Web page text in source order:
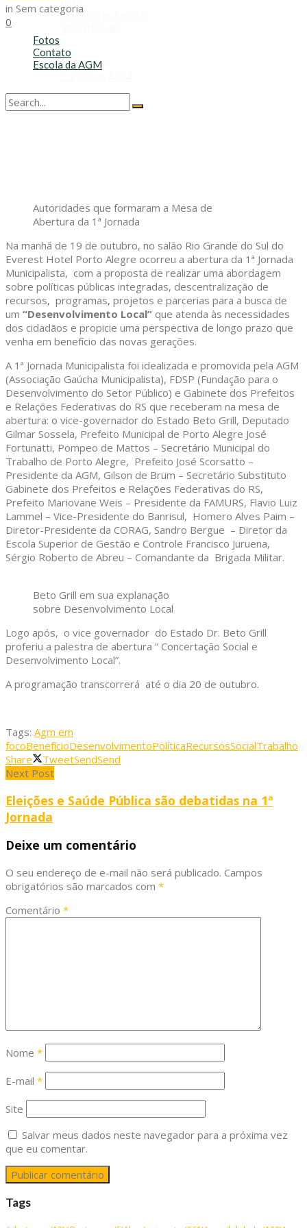
Refis
Transporte Escolar
Fotos
Contato
Escola da AGM
in Sem categoria
0
Autoridades que formaram a Mesa de
Abertura da 1ª Jornada
Na manhã de 19 de outubro, no salão Rio Grande do Sul do
Everest Hotel Porto Alegre ocorreu a abertura da 1ª Jornada
Municipalista, com a proposta de realizar uma abordagem
sobre políticas públicas integradas, descentralização de
recursos, programas, projetos e parcerias para a busca de
um “Desenvolvimento Local” que atenda às necessidades
dos cidadãos e propicie uma perspectiva de longo prazo que
venha em benefício das novas gerações.
A 1ª Jornada Municipalista foi idealizada e promovida pela AGM
(Associação Gaúcha Municipalista), FDSP (Fundação para o
Desenvolvimento do Setor Público) e Gabinete dos Prefeitos
e Relações Federativas do RS que receberam na mesa de
abertura: o vice-governador do Estado Beto Grill, Deputado
Gilmar Sossela, Prefeito Municipal de Porto Alegre José
Fortunatti, Pompeo de Mattos – Secretário Municipal do
Trabalho de Porto Alegre, Prefeito José Scorsatto –
Presidente da AGM, Gilson de Brum – Secretário Substituto
Gabinete dos Prefeitos e Relações Federativas do RS,
Prefeito Mariovane Weis – Presidente da FAMURS, Flavio Luiz
Lammel – Vice-Presidente do Banrisul, Homero Alves Paim –
Diretor-Presidente da CORAG, Sandro Bergue – Diretor da
Escola Superior de Gestão e Controle Francisco Juruena,
Sérgio Roberto de Abreu – Comandante da Brigada Militar.
Beto Grill em sua explanação
sobre Desenvolvimento Local
Logo após, o vice governador do Estado Dr. Beto Grill
proferiu a palestra de abertura “ Concertação Social e
Desenvolvimento Local”.
A programação transcorrerá até o dia 20 de outubro.
Tags: Agm em
focoBenefícioDesenvolvimentoPolíticaRecursosSocialTrabalho
Share
TweetSendSend
Next Post
Eleições e Saúde Pública são debatidas na 1ª
Jornada
Deixe um comentário
O seu endereço de e-mail não será publicado. Campos
obrigatórios são marcados com *
Comentário *
Nome *
E-mail *
Site
Salvar meus dados neste navegador para a próxima vez
que eu comentar.
Tags